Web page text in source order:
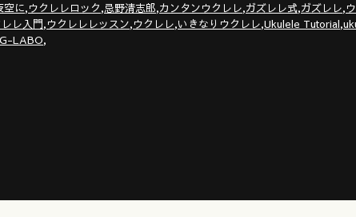
空に,ウクレレロック,忌野清志郎,カンタンウクレレ,ガズレレ式,ガズレレ,
レ入門,ウクレレレッスン,ウクレレ,いきなりウクレレ,Ukulele Tutorial,
G-LABO,